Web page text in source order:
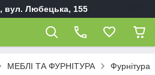
вул. Любецька, 155
МЕБЛІ ТА ФУРНІТУРА Фурнітура